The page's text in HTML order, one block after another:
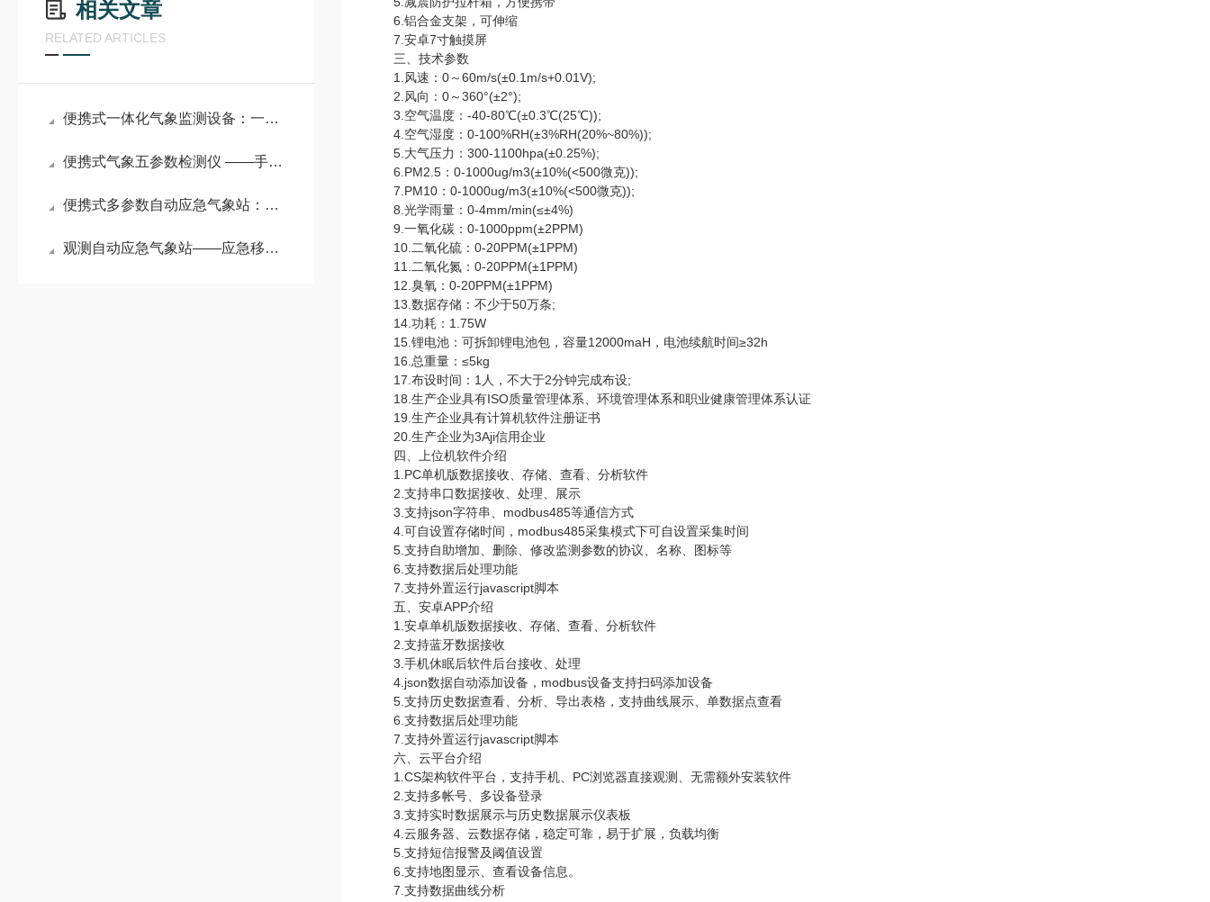
相关文章
RELATED ARTICLES
便携式一体化气象监测设备：一机集成多要素，移动监测守护全域安全
便携式气象五参数检测仪 ——手持气象哨兵，解锁全域精细化环境监测新方式
便携式多参数自动应急气象站：便携智测全天候，应急气象护平安
观测自动应急气象站——应急移动自动气象站：户外作业的 “气象安全盾”
6.铝合金支架，可伸缩
7.安卓7寸触摸屏
三、技术参数
1.风速：0～60m/s(±0.1m/s+0.01V);
2.风向：0～360°(±2°);
3.空气温度：-40-80℃(±0.3℃(25℃));
4.空气湿度：0-100%RH(±3%RH(20%~80%));
5.大气压力：300-1100hpa(±0.25%);
6.PM2.5：0-1000ug/m3(±10%(<500微克));
7.PM10：0-1000ug/m3(±10%(<500微克));
8.光学雨量：0-4mm/min(≤±4%)
9.一氧化碳：0-1000ppm(±2PPM)
10.二氧化硫：0-20PPM(±1PPM)
11.二氧化氮：0-20PPM(±1PPM)
12.臭氧：0-20PPM(±1PPM)
13.数据存储：不少于50万条;
14.功耗：1.75W
15.锂电池：可拆卸锂电池包，容量12000maH，电池续航时间≥32h
16.总重量：≤5kg
17.布设时间：1人，不大于2分钟完成布设;
18.生产企业具有ISO质量管理体系、环境管理体系和职业健康管理体系认证
19.生产企业具有计算机软件注册证书
20.生产企业为3Aji信用企业
四、上位机软件介绍
1.PC单机版数据接收、存储、查看、分析软件
2.支持串口数据接收、处理、展示
3.支持json字符串、modbus485等通信方式
4.可自设置存储时间，modbus485采集模式下可自设置采集时间
5.支持自助增加、删除、修改监测参数的协议、名称、图标等
6.支持数据后处理功能
7.支持外置运行javascript脚本
五、安卓APP介绍
1.安卓单机版数据接收、存储、查看、分析软件
2.支持蓝牙数据接收
3.手机休眠后软件后台接收、处理
4.json数据自动添加设备，modbus设备支持扫码添加设备
5.支持历史数据查看、分析、导出表格，支持曲线展示、单数据点查看
6.支持数据后处理功能
7.支持外置运行javascript脚本
六、云平台介绍
1.CS架构软件平台，支持手机、PC浏览器直接观测、无需额外安装软件
2.支持多帐号、多设备登录
3.支持实时数据展示与历史数据展示仪表板
4.云服务器、云数据存储，稳定可靠，易于扩展，负载均衡
5.支持短信报警及阈值设置
6.支持地图显示、查看设备信息。
7.支持数据曲线分析